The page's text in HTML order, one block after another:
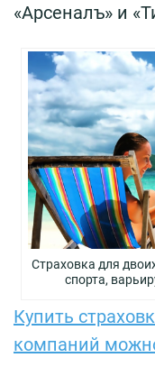
«Арсеналъ» и
Страховка для
спорта,
Купить
компаний